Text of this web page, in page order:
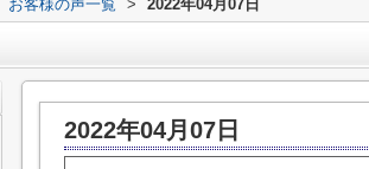
お客様の声一覧 > 2022年04月07日
2022年04月07日